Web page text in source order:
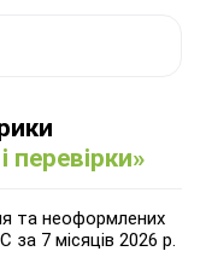
перевірки»
та неоформлених
за 7 місяців 2026 р.